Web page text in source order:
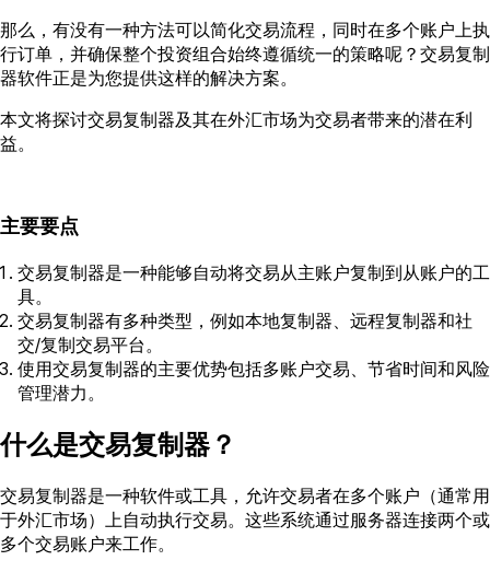
那么，有没有一种方法可以简化交易流程，同时在多个账户上执
行订单，并确保整个投资组合始终遵循统一的策略呢？交易复制
器软件正是为您提供这样的解决方案。
本文将探讨交易复制器及其在外汇市场为交易者带来的潜在利
益。
主要要点
交易复制器是一种能够自动将交易从主账户复制到从账户的工
具。
交易复制器有多种类型，例如本地复制器、远程复制器和社
交/复制交易平台。
使用交易复制器的主要优势包括多账户交易、节省时间和风险
管理潜力。
什么是交易复制器？
交易复制器是一种软件或工具，允许交易者在多个账户（通常用
于外汇市场）上自动执行交易。这些系统通过服务器连接两个或
多个交易账户来工作。